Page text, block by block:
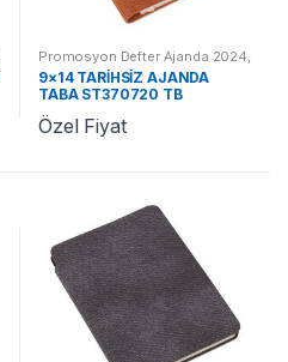
Promosyon Defter Ajanda 2024
Promosyon 2024 Ajandalar
9×14 TARİHSİZ AJANDA
TABA ST370720 TB
Özel Fiyat